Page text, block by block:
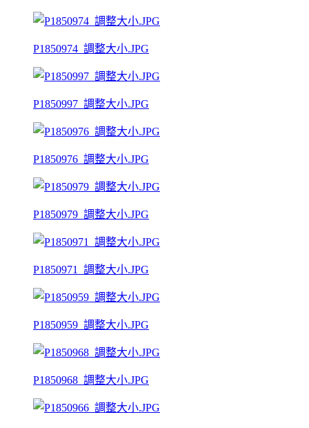
P1850974_調整大小.JPG
P1850997_調整大小.JPG
P1850976_調整大小.JPG
P1850979_調整大小.JPG
P1850971_調整大小.JPG
P1850959_調整大小.JPG
P1850968_調整大小.JPG